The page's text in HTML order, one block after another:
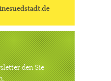
den Sie